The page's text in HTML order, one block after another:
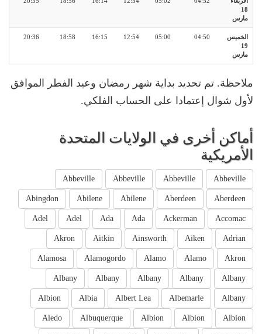
18
مارس
الخميس
19
مارس
04:50
05:00
12:54
16:15
18:58
20:36
ملاحظة. تم تحديد بداية شهر رمضان وعيد الفطر الموافق
لأول شوال إعتمادا على الحساب الفلكي.
أماكن أخرى في الولايات المتحدة
الأمريكية
Abbeville
Abbeville
Abbeville
Abbeville
Aberdeen
Aberdeen
Abilene
Abilene
Abingdon
Accomac
Ackerman
Ada
Ada
Adel
Adel
Adrian
Aiken
Ainsworth
Aitkin
Akron
Akron
Alamo
Alamo
Alamogordo
Alamosa
Albany
Albany
Albany
Albany
Albany
Albany
Albemarle
Albert Lea
Albia
Albion
Albion
Albion
Albion
Albuquerque
Aledo